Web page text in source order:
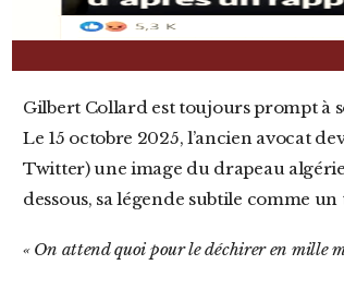
Gilbert Collard est toujours prompt à sortir la tronçonneuse là où une lime à ongles suffirait.
Le 15 octobre 2025, l’ancien avocat
Twitter) une image du drapeau
dessous, sa légende subtile comme un
« On attend quoi pour le déchirer en mille